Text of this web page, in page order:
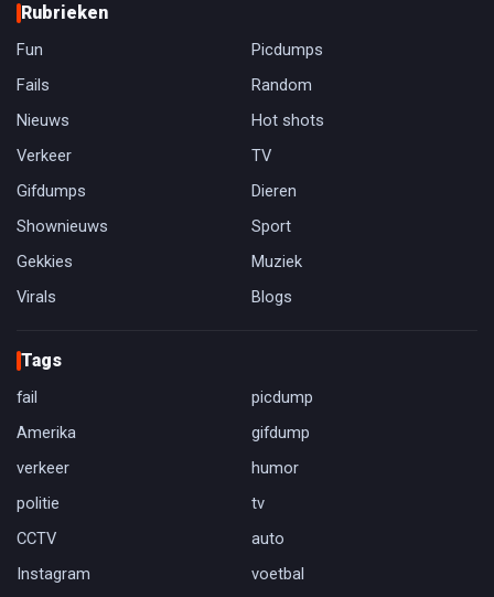
Rubrieken
Fun
Picdumps
Fails
Random
Nieuws
Hot shots
Verkeer
TV
Gifdumps
Dieren
Shownieuws
Sport
Gekkies
Muziek
Virals
Blogs
Tags
fail
picdump
Amerika
gifdump
verkeer
humor
politie
tv
CCTV
auto
Instagram
voetbal